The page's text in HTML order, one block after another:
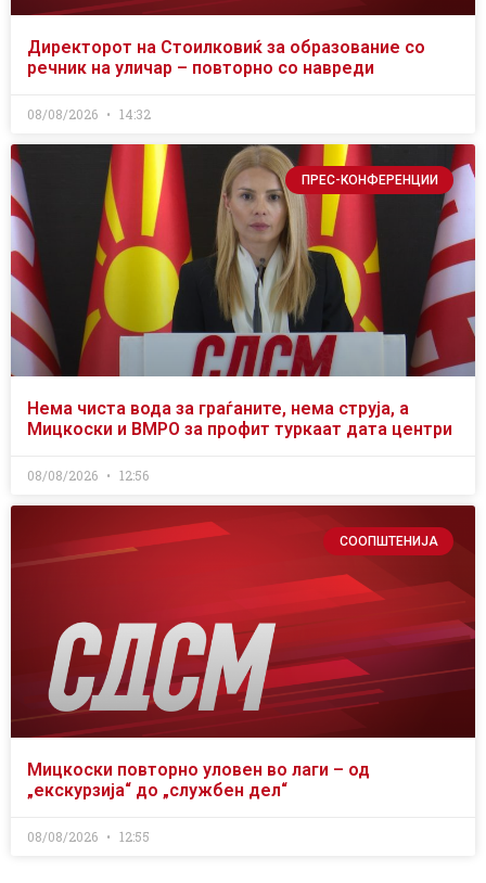
Директорот на Стоилковиќ за образование со
речник на уличар – повторно со навреди
08/08/2026 14:32
ПРЕС-КОНФЕРЕНЦИИ
Нема чиста вода за граѓаните, нема струја, а
Мицкоски и ВМРО за профит туркаат дата центри
08/08/2026 12:56
СООПШТЕНИЈА
Мицкоски повторно уловен во лаги – од
„екскурзија“ до „службен дел“
08/08/2026 12:55